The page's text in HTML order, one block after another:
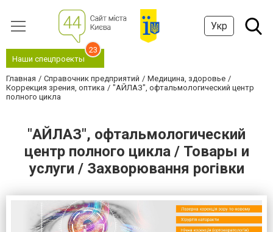
Укр
Наши спецпроекты
23
Главная Справочник предприятий
Медицина, здоровье
Коррекция зрения, оптика
"АЙЛАЗ", офтальмологический центр
полного цикла
"АЙЛАЗ", офтальмологический
центр полного цикла / Товары и
услуги / Захворювання рогівки